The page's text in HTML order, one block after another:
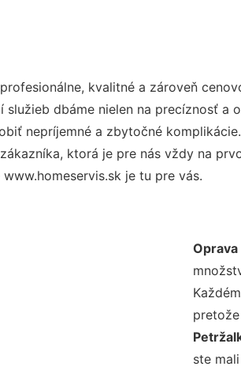
kvalitné a zároveň
služieb dbáme nielen na precíznosť
nepríjemné a zbytočné
ktorá je pre nás vždy na
www.homeservis.sk je tu pre vás.
ste